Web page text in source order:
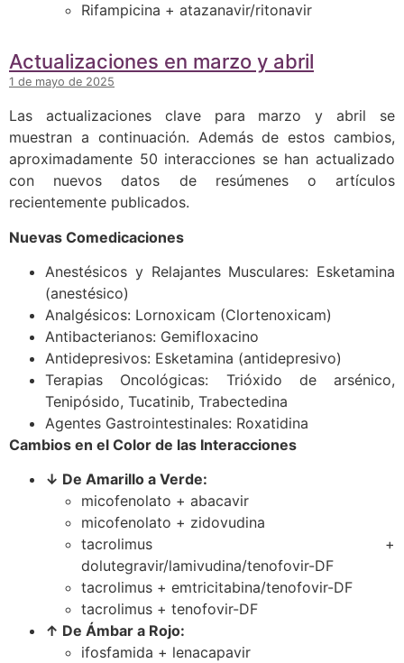
Rifampicina + atazanavir/ritonavir
Actualizaciones en marzo y abril
1 de mayo de 2025
Las actualizaciones clave para marzo y abril se
muestran a continuación. Además de estos cambios,
aproximadamente 50 interacciones se han actualizado
con nuevos datos de resúmenes o artículos
recientemente publicados.
Nuevas Comedicaciones
Anestésicos y Relajantes Musculares: Esketamina
(anestésico)
Analgésicos: Lornoxicam (Clortenoxicam)
Antibacterianos: Gemifloxacino
Antidepresivos: Esketamina (antidepresivo)
Terapias Oncológicas: Trióxido de arsénico,
Tenipósido, Tucatinib, Trabectedina
Agentes Gastrointestinales: Roxatidina
Cambios en el Color de las Interacciones
↓ De Amarillo a Verde:
micofenolato + abacavir
micofenolato + zidovudina
tacrolimus +
dolutegravir/lamivudina/tenofovir-DF
tacrolimus + emtricitabina/tenofovir-DF
tacrolimus + tenofovir-DF
↑ De Ámbar a Rojo:
ifosfamida + lenacapavir